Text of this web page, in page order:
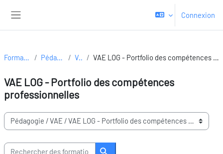
Connexion
Formations Pédagogie VAE VAE LOG - Portfolio des compétences professionnelles
VAE LOG - Portfolio des compétences
professionnelles
Domaines de formation
Rechercher des formations